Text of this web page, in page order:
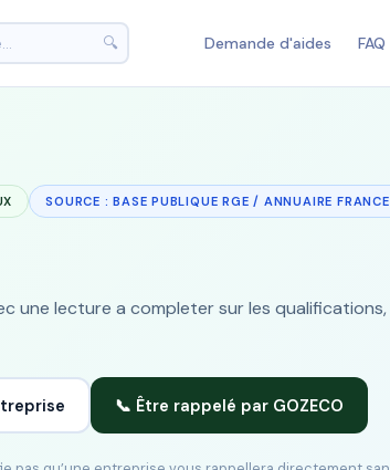
🔍 Demande d'aides FAQ
SOURCE : BASE PUBLIQUE RGE / ANNUAIRE
une lecture a completer sur les qualifications,
📞 Être rappelé par GOZECO